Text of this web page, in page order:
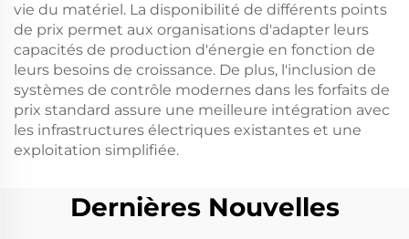
vie du matériel. La disponibilité de différents points
de prix permet aux organisations d'adapter leurs
capacités de production d'énergie en fonction de
leurs besoins de croissance. De plus, l'inclusion de
systèmes de contrôle modernes dans les forfaits de
prix standard assure une meilleure intégration avec
les infrastructures électriques existantes et une
exploitation simplifiée.
Dernières Nouvelles